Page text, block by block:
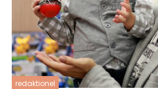
redaktionel